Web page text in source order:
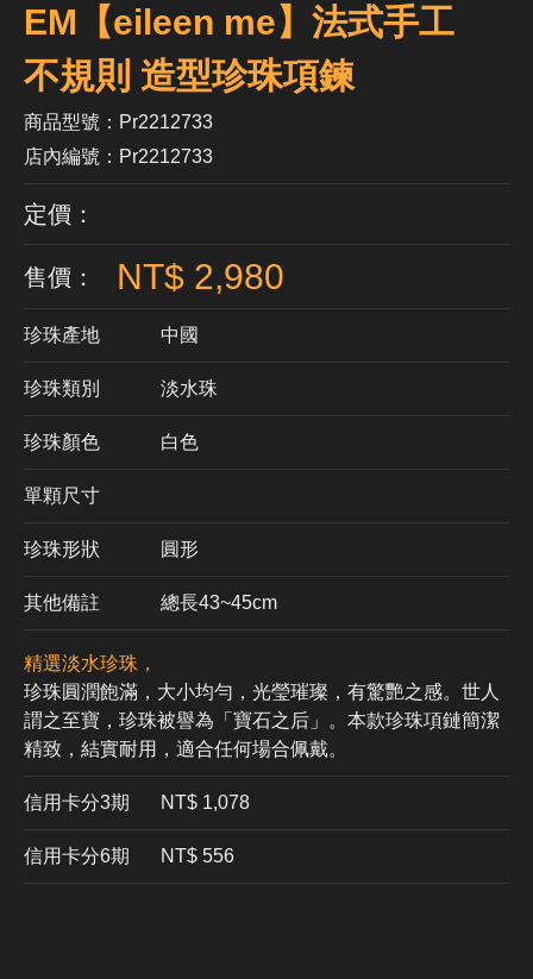
EM【eileen me】法式手工
不規則 造型珍珠項鍊
商品型號：Pr2212733
店內編號：Pr2212733
定價：
售價： NT$ 2,980
珍珠產地 中國
珍珠類別 淡水珠
珍珠顏色 ​白色
單顆尺寸
珍珠形狀 圓形
其他備註 總長43~45cm
精選淡水珍珠，
珍珠圓潤飽滿，大小均勻，光瑩璀璨，有驚艷之感。世人
謂之至寶，珍珠被譽為「寶石之后」。本款珍珠項鏈簡潔
精致，結實耐用，適合任何場合佩戴。
信用卡分3期 ​NT$ 1,078
信用卡分6期 NT$ 556